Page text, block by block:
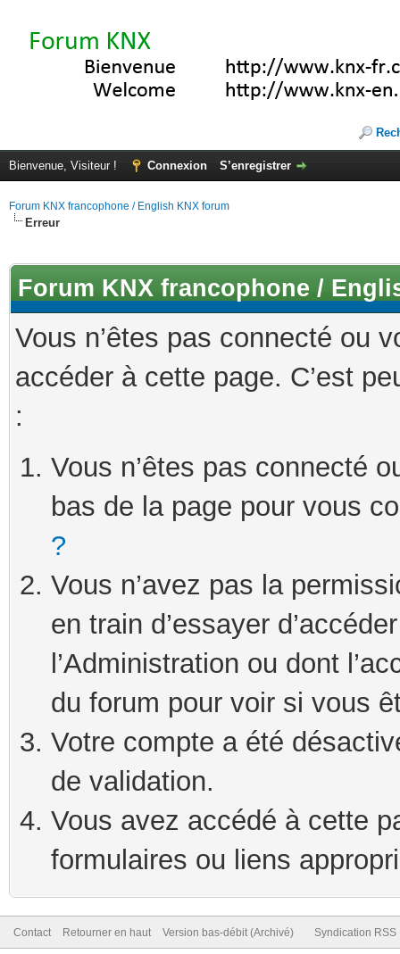
Bienvenue, Visiteur ! Connexion S’enregistrer
Forum KNX francophone / English KNX forum
Erreur
Forum KNX francophone /
Vous n’êtes pas connecté ou
accéder à cette page. C’est
:
Vous n’êtes pas connecté
bas de la page pour vous
?
Vous n’avez pas la
en train d’essayer
l’Administration ou dont
du forum pour voir si vous
Votre compte a été
de validation.
Vous avez accédé à cette
formulaires ou liens
Contact Retourner en haut Version bas-débit (Archivé) Syndication RSS